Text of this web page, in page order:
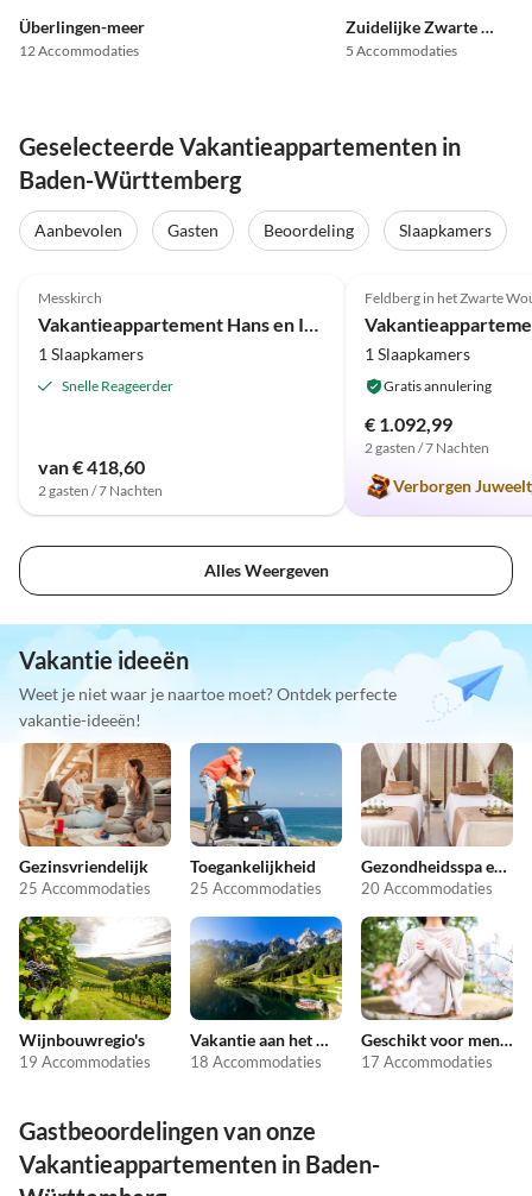
Überlingen-meer
12 Accommodaties
Zuidelijke Zwarte Woud
5 Accommodaties
Geselecteerde Vakantieappartementen in
Baden-Württemberg
Aanbevolen Gasten Beoordeling Slaapkamers
Messkirch
Vakantieappartement Hans en Ingrid Reichert
1 Slaapkamers
Snelle Reageerder
van € 418,60
2 gasten / 7 Nachten
Feldberg in het Zwarte
1 Slaapkamers
Gratis annulering
€ 1.092,99
2 gasten / 7 Nachten
Verborgen
Alles Weergeven
Vakantie ideeën
Weet je niet waar je naartoe moet? Ontdek perfecte
vakantie-ideeën!
Gezinsvriendelijk
25 Accommodaties
Toegankelijkheid
25 Accommodaties
Gezondheidsspa en schoonheid
20 Accommodaties
Wijnbouwregio's
19 Accommodaties
Vakantie aan het meer
18 Accommodaties
Geschikt voor mensen met allergieën
17 Accommodaties
Gastbeoordelingen van onze
Vakantieappartementen in Baden-